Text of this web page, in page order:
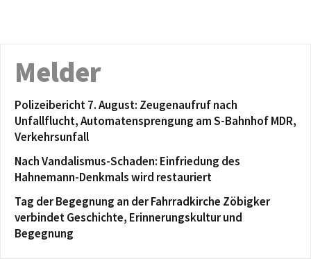
Melder
Polizeibericht 7. August: Zeugenaufruf nach
Unfallflucht, Automatensprengung am S-Bahnhof MDR,
Verkehrsunfall
Nach Vandalismus-Schaden: Einfriedung des
Hahnemann-Denkmals wird restauriert
Tag der Begegnung an der Fahrradkirche Zöbigker
verbindet Geschichte, Erinnerungskultur und
Begegnung